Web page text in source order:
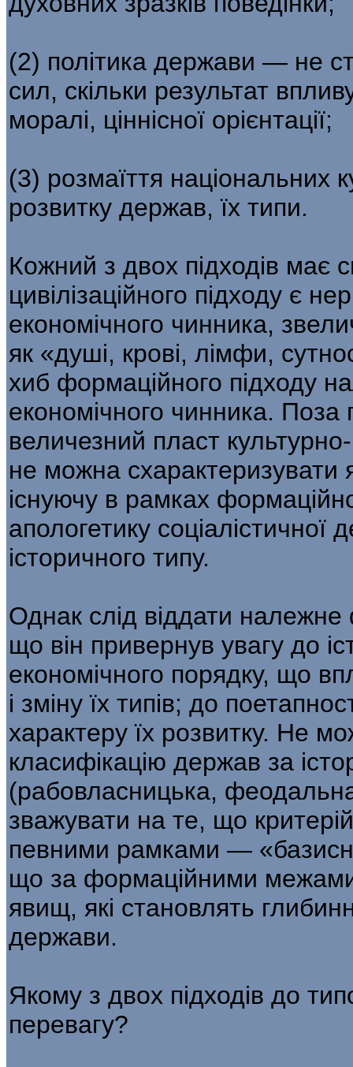
(2) політика держави — не
сил, скільки результат
моралі, ціннісної орієнтації;
(3) розмаїття національних
розвитку держав, їх типи.
Кожний з двох підходів має
цивілізаційного підходу є
економічного чинника,
як «душі, крові, лімфи,
хиб формаційного підходу
економічного чинника.
величезний пласт культурно-
не можна схарактеризувати
існуючу в рамках
апологетику
історичного типу.
Однак слід віддати
що він привернув увагу до
економічного порядку, що
і зміну їх типів; до
характеру їх розвитку. Не
класифікацію держав за
(рабовласницька,
зважувати на те, що
певними рамками —
що за формаційними
явищ, які становлять
держави.
Якому з двох підходів до
перевагу?